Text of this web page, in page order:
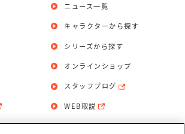
ニュース一覧
キャラクターから探す
シリーズから探す
オンラインショップ
スタッフブログ
WEB取説